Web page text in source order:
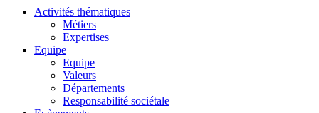
Activités thématiques
Métiers
Expertises
Equipe
Equipe
Valeurs
Départements
Responsabilité sociétale